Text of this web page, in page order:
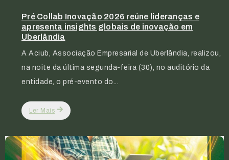
Pré Collab Inovação 2026 reúne lideranças e
apresenta insights globais de inovação em
Uberlândia
A Aciub, Associação Empresarial de Uberlândia, realizou,
na noite da última segunda-feira (30), no auditório da
entidade, o pré-evento do...
Ler Mais